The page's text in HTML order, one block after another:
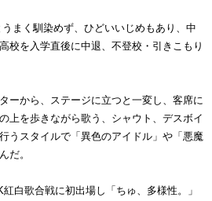
まく馴染めず、ひどいいじめもあり、中
校を入学直後に中退、不登校・引きこもり
ーから、ステージに立つと一変し、客席に
上を歩きながら歌う、シャウト、デスボイ
うスタイルで「異色のアイドル」や「悪魔
だ。
白歌合戦に初出場し「ちゅ、多様性。」